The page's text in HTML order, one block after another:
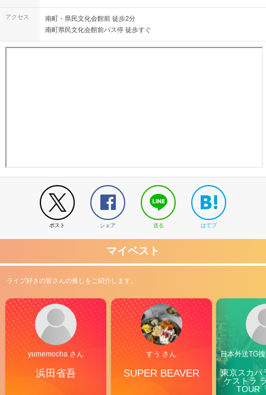
アクセス
南町・県民文化会館前 徒歩2分
南町県民文化会館前バス停 徒歩すぐ
ポスト シェア 送る はてブ
マイベスト
ライブ好きの皆さんの推しをご紹介します。
yumemocha さん
浜田省吾
すう さん
SUPER BEAVER
日本外送TG
東京スカパ
ケストラ
TOUR